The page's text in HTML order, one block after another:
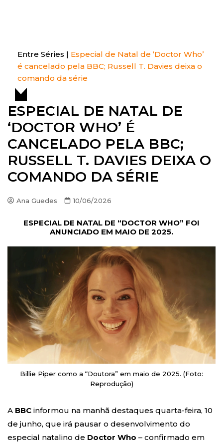
Entre Séries | Especial de Natal de ‘Doctor Who’
é cancelado pela BBC; Russell T. Davies deixa o
comando da série
ESPECIAL DE NATAL DE
‘DOCTOR WHO’ É
CANCELADO PELA BBC;
RUSSELL T. DAVIES DEIXA O
COMANDO DA SÉRIE
Ana Guedes 10/06/2026
ESPECIAL DE NATAL DE “DOCTOR WHO” FOI
ANUNCIADO EM MAIO DE 2025.
Billie Piper como a “Doutora” em maio de 2025. (Foto:
Reprodução)
A BBC informou na manhã destaques quarta-feira, 10
de junho, que irá pausar o desenvolvimento do
especial natalino de Doctor Who – confirmado em